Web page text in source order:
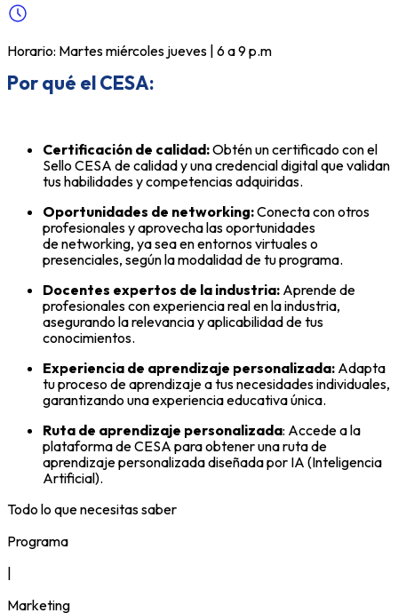
Horario: Martes miércoles jueves | 6 a 9 p.m
Por qué el CESA:
Certificación de calidad:Obtén un certificado con el
Sello CESA de calidad y una credencial digital que validan
tus habilidades y competencias adquiridas.
Oportunidades de networking:Conecta con otros
profesionales y aprovecha las oportunidades
de networking, ya sea en entornos virtuales o
presenciales, según la modalidad de tu programa.
Docentes expertos de la industria: Aprende de
profesionales con experiencia real en la industria,
asegurando la relevancia y aplicabilidad de tus
conocimientos.
Experiencia de aprendizaje personalizada: Adapta
tu proceso de aprendizaje a tus necesidades individuales,
garantizando una experiencia educativa única.
Ruta de aprendizaje personalizada: Accede a la
plataforma de CESA para obtener una ruta de
aprendizaje personalizada diseñada por IA (Inteligencia
Artificial).
Todo lo que necesitas saber
Programa
|
Marketing